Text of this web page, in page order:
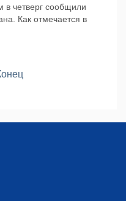
в четверг сообщили
Как отмечается в